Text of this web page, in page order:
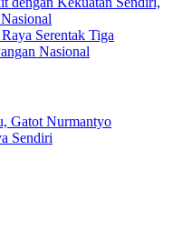
Serentak Tiga
Nasional
Gatot Nurmantyo
Sendiri